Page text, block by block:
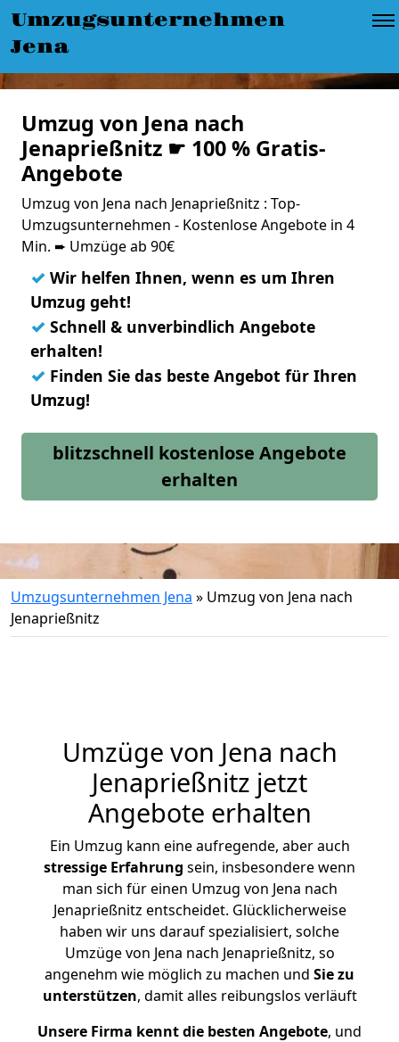
Umzugsunternehmen
Jena
Umzug von Jena nach
Jenaprießnitz ☛ 100 % Gratis-
Angebote
Umzug von Jena nach Jenaprießnitz : Top-
Umzugsunternehmen - Kostenlose Angebote in 4
Min. ➨ Umzüge ab 90€
✓ Wir helfen Ihnen, wenn es um Ihren
Umzug geht!
✓ Schnell & unverbindlich Angebote
erhalten!
✓ Finden Sie das beste Angebot für Ihren
Umzug!
blitzschnell kostenlose Angebote
erhalten
Umzugsunternehmen Jena » Umzug von Jena nach
Jenaprießnitz
Umzüge von Jena nach
Jenaprießnitz jetzt
Angebote erhalten
Ein Umzug kann eine aufregende, aber auch
stressige Erfahrung sein, insbesondere wenn
man sich für einen Umzug von Jena nach
Jenaprießnitz entscheidet. Glücklicherweise
haben wir uns darauf spezialisiert, solche
Umzüge von Jena nach Jenaprießnitz, so
angenehm wie möglich zu machen und Sie zu
unterstützen, damit alles reibungslos verläuft
Unsere Firma kennt die besten Angebote, und